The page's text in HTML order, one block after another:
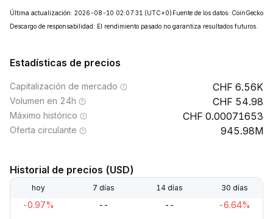
Última actualización: 2026-08-10 02:07:31 (UTC+0) Fuente de los datos: CoinGecko
Descargo de responsabilidad: El rendimiento pasado no garantiza resultados futuros.
Estadísticas de precios
Capitalización de mercado 6.56K
Volumen en 24h 54.98
Máximo histórico 0.00071653
Oferta circulante 945.98M
Historial de precios (USD)
hoy 7 días 14 días 30 días
-0.97% -- -- -6.64%